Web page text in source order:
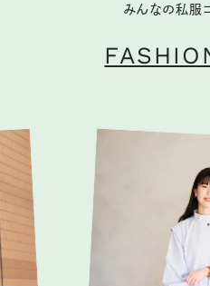
みんなの私服